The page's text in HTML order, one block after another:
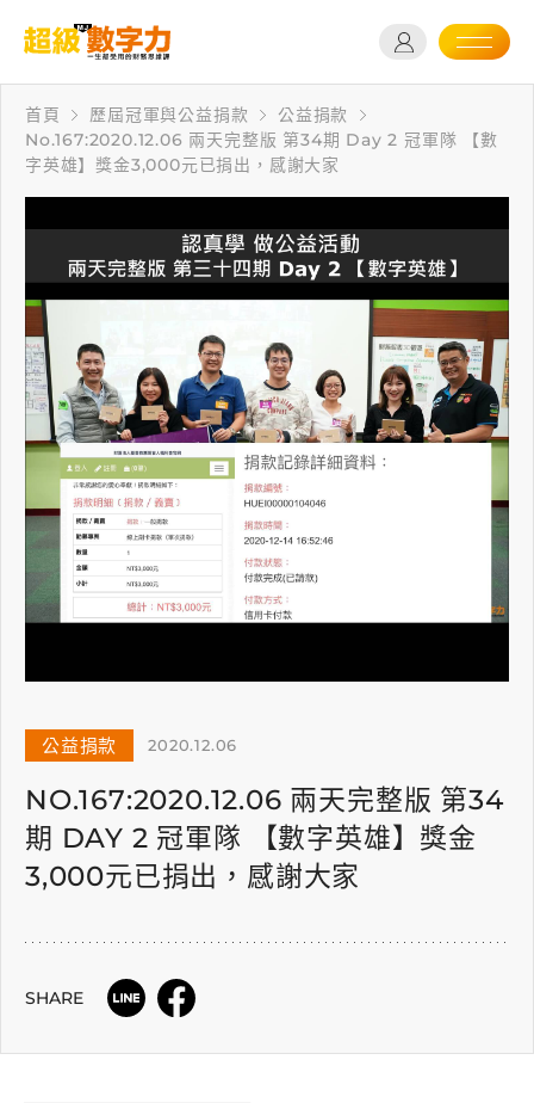
首頁 歷屆冠軍與公益捐款
公益捐款
No.167:2020.12.06 兩天完整版 第34期 Day 2 冠軍隊 【數
字英雄】獎金3,000元已捐出，感謝大家
公益捐款 2020.12.06
NO.167:2020.12.06 兩天完整版 第34
期 DAY 2 冠軍隊 【數字英雄】獎金
3,000元已捐出，感謝大家
SHARE